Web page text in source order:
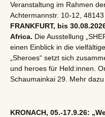
Veranstaltung im Rahmen
Achtermannstr. 10-12,
FRANKFURT, bis
Africa. Die Ausstellung
einen Einblick in die
„Sheroes“ setzt sich
und heroes für Held:innen.
Schaumainkai 29. Mehr dazu
KRONACH, 05.-17.9.26: